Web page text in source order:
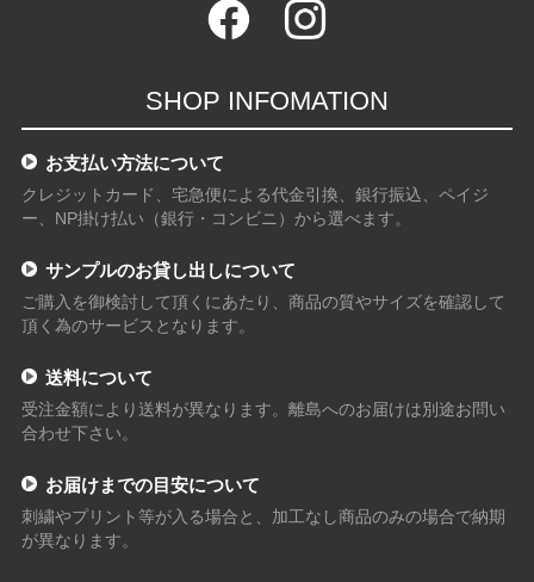
SHOP INFOMATION
お支払い方法について
クレジットカード、宅急便による代金引換、銀行振込、ペイジ
ー、NP掛け払い（銀行・コンビニ）から選べます。
サンプルのお貸し出しについて
ご購入を御検討して頂くにあたり、商品の質やサイズを確認して
頂く為のサービスとなります。
送料について
受注金額により送料が異なります。離島へのお届けは別途お問い
合わせ下さい。
お届けまでの目安について
刺繍やプリント等が入る場合と、加工なし商品のみの場合で納期
が異なります。